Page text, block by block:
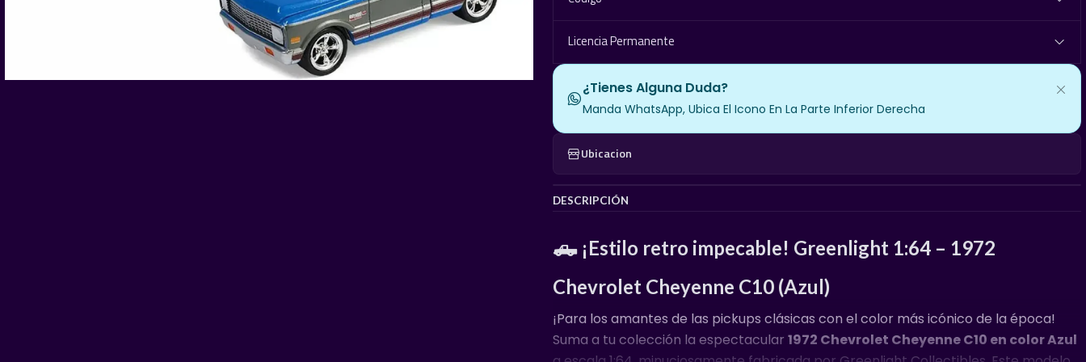
Licencia Permanente
¿Tienes Alguna Duda?
Manda WhatsApp, Ubica El Icono En La Parte Inferior Derecha
Ubicacion
DESCRIPCIÓN
🛻 ¡Estilo retro impecable! Greenlight 1:64 – 1972
Chevrolet Cheyenne C10 (Azul)
¡Para los amantes de las pickups clásicas con el color más icónico de la época!
Suma a tu colección la espectacular 1972 Chevrolet Cheyenne C10 en color Azul